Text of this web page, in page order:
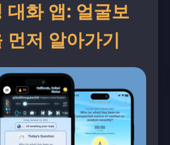
대화 앱: 얼굴보
저 알아가기